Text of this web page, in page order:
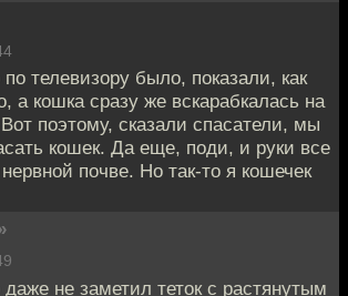
телевизору было, показали, как
а кошка сразу же вскарабкалась на
поэтому, сказали спасатели, мы
кошек. Да еще, поди, и руки все
почве. Но так-то я кошечек
даже не заметил теток с растянутым